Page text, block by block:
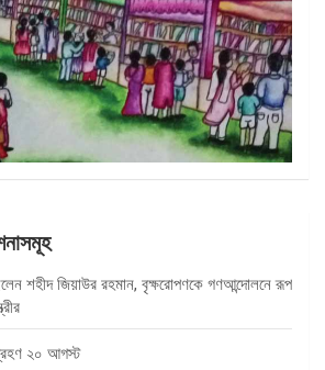
শহীদ জিয়াউর রহমান, বৃক্ষরোপণকে গণআন্দোলনে রূপ
গ্রহণ ২০ আগস্ট